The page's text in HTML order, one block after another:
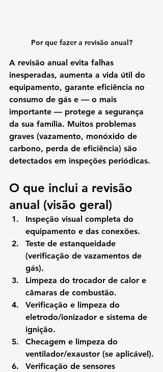
Por que fazer a revisão anual?
A revisão anual evita falhas
inesperadas, aumenta a vida útil do
equipamento, garante eficiência no
consumo de gás e — o mais
importante — protege a segurança
da sua família. Muitos problemas
graves (vazamento, monóxido de
carbono, perda de eficiência) são
detectados em inspeções periódicas.
O que inclui a revisão
anual (visão geral)
Inspeção visual completa do
equipamento e das conexões.
Teste de estanqueidade
(verificação de vazamentos de
gás).
Limpeza do trocador de calor e
câmaras de combustão.
Verificação e limpeza do
eletrodo/ionizador e sistema de
ignição.
Checagem e limpeza do
ventilador/exaustor (se aplicável).
Verificação de sensores